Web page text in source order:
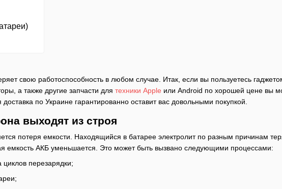
свою работоспособность в любом случае. Итак, если вы пользуетесь
а также другие запчасти для техники Apple или Android по хорошей цене вы
по Украине гарантированно оставит вас довольными покупкой.
выходят из строя
потеря емкости. Находящийся в батарее электролит по разным причинам
емкость АКБ уменьшается. Это может быть вызвано следующими процессами:
циклов перезарядки;